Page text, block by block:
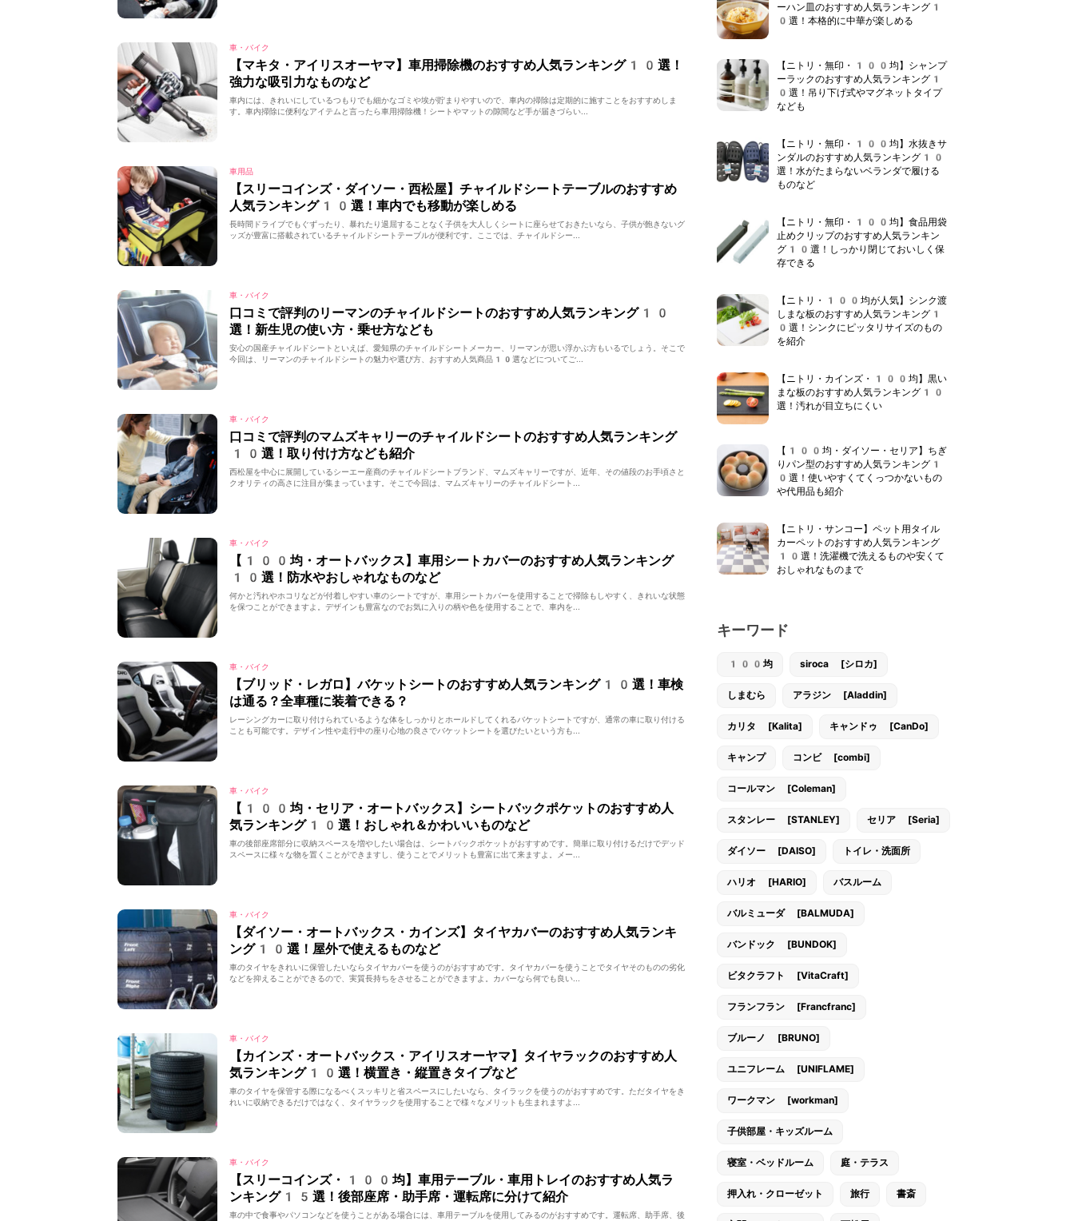
車・バイク
【マキタ・アイリスオーヤマ】車用掃除機のおすすめ人気ランキング10選！
強力な吸引力なものなど
車内には、きれいにしているつもりでも細かなゴミや埃が貯まりやすいので、車内の掃除は定期的に施すことをおすすめしま
す。車内掃除に便利なアイテムと言ったら車用掃除機！シートやマットの隙間など手が届きづらい...
車用品
【スリーコインズ・ダイソー・西松屋】チャイルドシートテーブルのおすすめ
人気ランキング10選！車内でも移動が楽しめる
長時間ドライブでもぐずったり、暴れたり退屈することなく子供を大人しくシートに座らせておきたいなら、子供が飽きないグ
ッズが豊富に搭載されているチャイルドシートテーブルが便利です。ここでは、チャイルドシー...
車・バイク
口コミで評判のリーマンのチャイルドシートのおすすめ人気ランキング10
選！新生児の使い方・乗せ方なども
安心の国産チャイルドシートといえば、愛知県のチャイルドシートメーカー、リーマンが思い浮かぶ方もいるでしょう。そこで
今回は、リーマンのチャイルドシートの魅力や選び方、おすすめ人気商品10選などについてご...
車・バイク
口コミで評判のマムズキャリーのチャイルドシートのおすすめ人気ランキング
10選！取り付け方なども紹介
西松屋を中心に展開しているシーエー産商のチャイルドシートブランド、マムズキャリーですが、近年、その値段のお手頃さと
クオリティの高さに注目が集まっています。そこで今回は、マムズキャリーのチャイルドシート...
車・バイク
【100均・オートバックス】車用シートカバーのおすすめ人気ランキング
10選！防水やおしゃれなものなど
何かと汚れやホコリなどが付着しやすい車のシートですが、車用シートカバーを使用することで掃除もしやすく、きれいな状態
を保つことができますよ。デザインも豊富なのでお気に入りの柄や色を使用することで、車内を...
車・バイク
【ブリッド・レガロ】バケットシートのおすすめ人気ランキング10選！車検
は通る？全車種に装着できる？
レーシングカーに取り付けられているような体をしっかりとホールドしてくれるバケットシートですが、通常の車に取り付ける
ことも可能です。デザイン性や走行中の座り心地の良さでバケットシートを選びたいという方も...
車・バイク
【100均・セリア・オートバックス】シートバックポケットのおすすめ人
気ランキング10選！おしゃれ＆かわいいものなど
車の後部座席部分に収納スペースを増やしたい場合は、シートバックポケットがおすすめです。簡単に取り付けるだけでデッド
スペースに様々な物を置くことができますし、使うことでメリットも豊富に出て来ますよ。メー...
車・バイク
【ダイソー・オートバックス・カインズ】タイヤカバーのおすすめ人気ランキ
ング10選！屋外で使えるものなど
車のタイヤをきれいに保管したいならタイヤカバーを使うのがおすすめです。タイヤカバーを使うことでタイヤそのものの劣化
などを抑えることができるので、実質長持ちをさせることができますよ。カバーなら何でも良い...
車・バイク
【カインズ・オートバックス・アイリスオーヤマ】タイヤラックのおすすめ人
気ランキング10選！横置き・縦置きタイプなど
車のタイヤを保管する際になるべくスッキリと省スペースにしたいなら、タイラックを使うのがおすすめです。ただタイヤをき
れいに収納できるだけではなく、タイヤラックを使用することで様々なメリットも生まれますよ...
車・バイク
【スリーコインズ・100均】車用テーブル・車用トレイのおすすめ人気ラ
ンキング15選！後部座席・助手席・運転席に分けて紹介
車の中で食事やパソコンなどを使うことがある場合には、車用テーブルを使用してみるのがおすすめです。運転席、助手席、後
ーハン皿のおすすめ人気ランキング1
0選！本格的に中華が楽しめる
【ニトリ・無印・100均】シャンプ
ーラックのおすすめ人気ランキング1
0選！吊り下げ式やマグネットタイプ
なども
【ニトリ・無印・100均】水抜きサ
ンダルのおすすめ人気ランキング10
選！水がたまらないベランダで履ける
ものなど
【ニトリ・無印・100均】食品用袋
止めクリップのおすすめ人気ランキン
グ10選！しっかり閉じておいしく保
存できる
【ニトリ・100均が人気】シンク渡
しまな板のおすすめ人気ランキング1
0選！シンクにピッタリサイズのもの
を紹介
【ニトリ・カインズ・100均】黒い
まな板のおすすめ人気ランキング10
選！汚れが目立ちにくい
【100均・ダイソー・セリア】ちぎ
りパン型のおすすめ人気ランキング1
0選！使いやすくてくっつかないもの
や代用品も紹介
【ニトリ・サンコー】ペット用タイル
カーペットのおすすめ人気ランキング
10選！洗濯機で洗えるものや安くて
おしゃれなものまで
キーワード
100均 siroca [シロカ]
しまむら アラジン [Aladdin]
カリタ [Kalita] キャンドゥ [CanDo]
キャンプ コンビ [combi]
コールマン [Coleman]
スタンレー [STANLEY] セリア [Seria]
ダイソー [DAISO] トイレ・洗面所
ハリオ [HARIO] バスルーム
バルミューダ [BALMUDA]
バンドック [BUNDOK]
ビタクラフト [VitaCraft]
フランフラン [Francfranc]
ブルーノ [BRUNO]
ユニフレーム [UNIFLAME]
ワークマン [workman]
子供部屋・キッズルーム
寝室・ベッドルーム 庭・テラス
押入れ・クローゼット 旅行 書斎